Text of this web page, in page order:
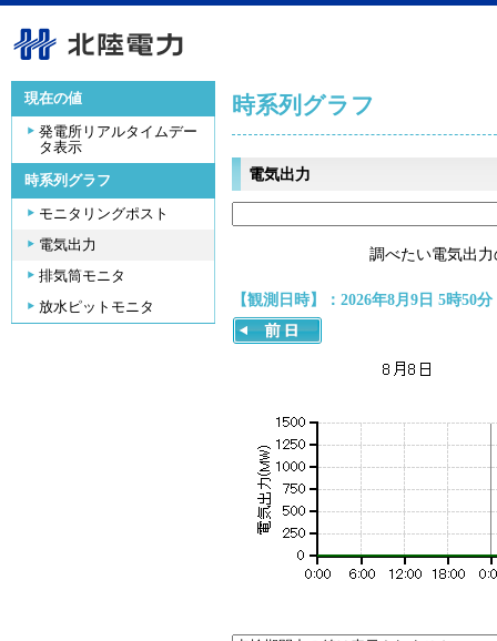
現在の値
発電所リアルタイムデー
タ表示
時系列グラフ
モニタリングポスト
電気出力
排気筒モニタ
放水ピットモニタ
時系列グラフ
電気出力
調べたい電気出
【観測日時】：2026年8月9日 5時50分